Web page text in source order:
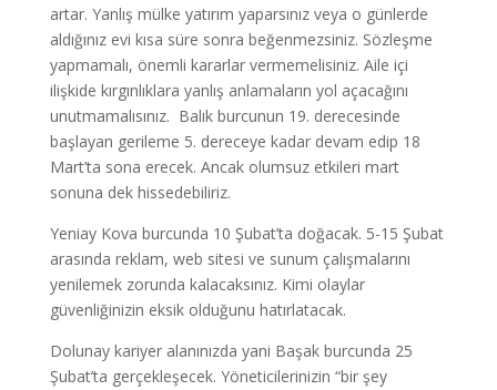
artar. Yanlış mülke yatırım yaparsınız veya o günlerde
aldığınız evi kısa süre sonra beğenmezsiniz. Sözleşme
yapmamalı, önemli kararlar vermemelisiniz. Aile içi
ilişkide kırgınlıklara yanlış anlamaların yol açacağını
unutmamalısınız. Balık burcunun 19. derecesinde
başlayan gerileme 5. dereceye kadar devam edip 18
Mart’ta sona erecek. Ancak olumsuz etkileri mart
sonuna dek hissedebiliriz.
Yeniay Kova burcunda 10 Şubat’ta doğacak. 5-15 Şubat
arasında reklam, web sitesi ve sunum çalışmalarını
yenilemek zorunda kalacaksınız. Kimi olaylar
güvenliğinizin eksik olduğunu hatırlatacak.
Dolunay kariyer alanınızda yani Başak burcunda 25
Şubat’ta gerçekleşecek. Yöneticilerinizin “bir şey